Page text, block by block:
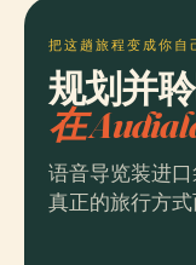
把这趟旅程变成你自
规划并
在
语音导览装进
真正的旅行方式